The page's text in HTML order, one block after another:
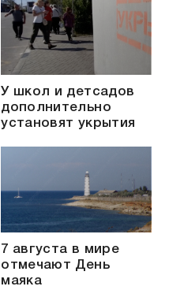
У школ и детсадов
дополнительно
установят укрытия
7 августа в мире
отмечают День
маяка